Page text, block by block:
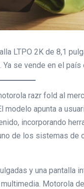
LTPO 2K de 8,1
se vende en el
razr fold al
modelo apunta a
incorporando
de los sistemas de
y una pantalla
Motorola